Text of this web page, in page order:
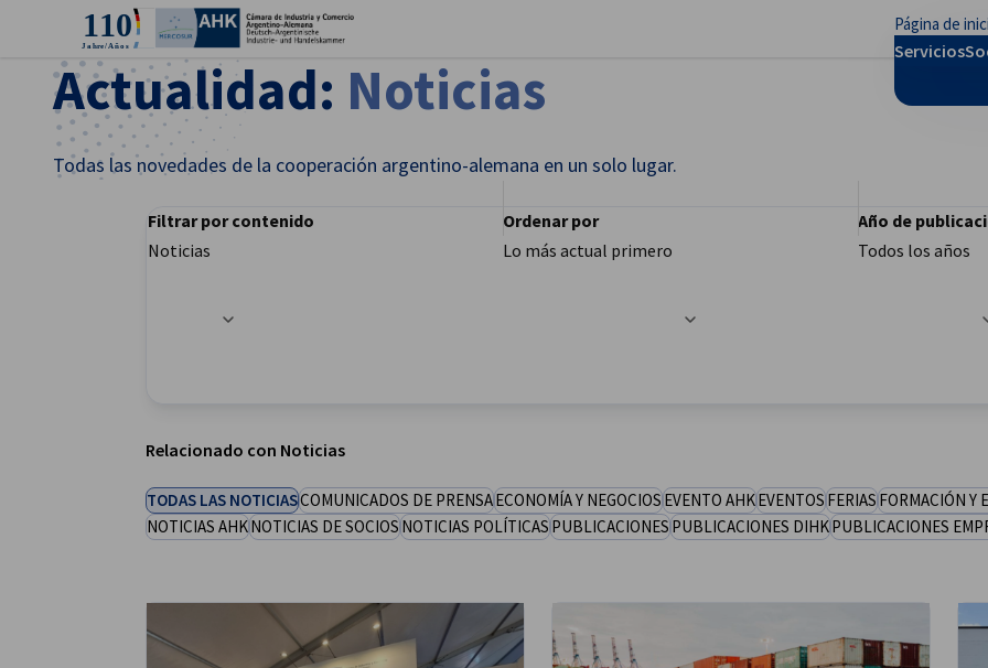
Página de
Servicios
Argentina
Actualidad: Noticias
Todas las novedades de la cooperación argentino-alemana en un solo lugar.
Opciones de filtro actualizadas correctamente
Filtrar por contenido
Noticias
Ordenar por
Lo más actual primero
Año de
Todos los años
Relacionado con Noticias
TODAS LAS NOTICIASCOMUNICADOS DE PRENSAECONOMÍA Y NEGOCIOSEVENTO AHKEVENTOSFERIASFORMACIÓN Y
NOTICIAS AHKNOTICIAS DE SOCIOSNOTICIAS POLÍTICASPUBLICACIONESPUBLICACIONES DIHKPUBLICACIONES